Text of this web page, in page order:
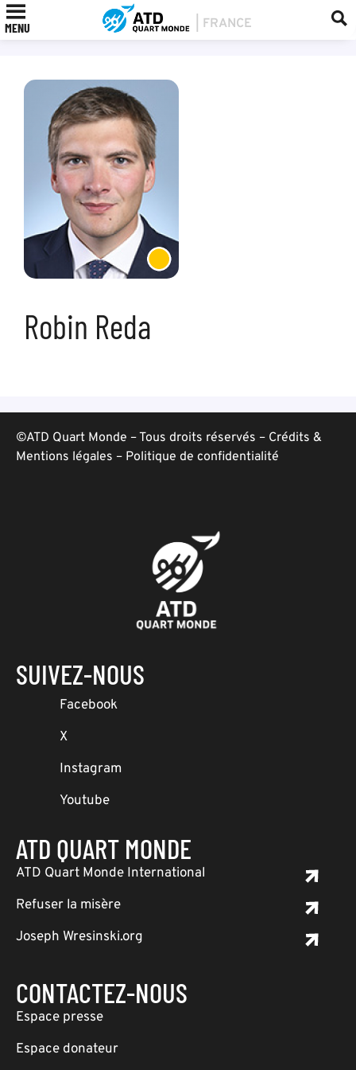
MENU
Robin Reda
©ATD Quart Monde – Tous droits réservés – Crédits &
Mentions légales – Politique de confidentialité
SUIVEZ-NOUS
Facebook
X
Instagram
Youtube
ATD QUART MONDE
ATD Quart Monde International
Refuser la misère
Joseph Wresinski.org
CONTACTEZ-NOUS
Espace presse
Espace donateur